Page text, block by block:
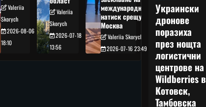
Valeriia
Skorych
2026-08-06
18:10
Valeriia
Skorych
2026-07-18
13:56
международния
натиск срещу
Москва
Valeriia Skorych
2026-07-16 23:49
Украински
дронове
поразиха
през нощта
логистични
центрове на
Wildberries в
Котовск,
Тамбовска